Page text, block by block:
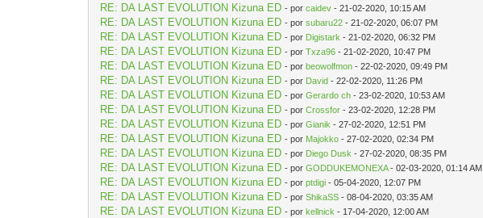
RE: DA LAST EVOLUTION Kizuna ED - porcaidev - 21-02-2020, 10:15 AM
RE: DA LAST EVOLUTION Kizuna ED - porsubaru22 - 21-02-2020, 06:07 PM
RE: DA LAST EVOLUTION Kizuna ED - por Digistark - 21-02-2020, 06:32 PM
RE: DA LAST EVOLUTION Kizuna ED - porTxza96 - 21-02-2020, 10:47 PM
RE: DA LAST EVOLUTION Kizuna ED - porbeowolfmon - 22-02-2020, 09:49 PM
RE: DA LAST EVOLUTION Kizuna ED - por David - 22-02-2020, 11:26 PM
RE: DA LAST EVOLUTION Kizuna ED - porGerardo ch - 23-02-2020, 10:53 AM
RE: DA LAST EVOLUTION Kizuna ED - porCrossfor - 23-02-2020, 12:28 PM
RE: DA LAST EVOLUTION Kizuna ED - porGianik - 27-02-2020, 12:51 PM
RE: DA LAST EVOLUTION Kizuna ED - por Majokko - 27-02-2020, 02:34 PM
RE: DA LAST EVOLUTION Kizuna ED - por Diego Dusk - 27-02-2020, 08:35 PM
RE: DA LAST EVOLUTION Kizuna ED - porGODDUKEMONEXA- 02-03-2020, 01:14 AM
RE: DA LAST EVOLUTION Kizuna ED - porptdigi - 05-04-2020, 12:07 PM
RE: DA LAST EVOLUTION Kizuna ED - porShikaSS - 08-04-2020, 03:35 AM
RE: DA LAST EVOLUTION Kizuna ED - porkellnick - 17-04-2020, 12:00 AM